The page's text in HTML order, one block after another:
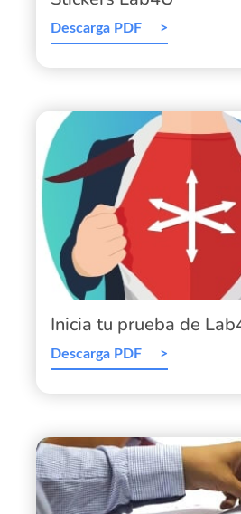
Descarga PDF
Inicia tu prueba de
Descarga PDF